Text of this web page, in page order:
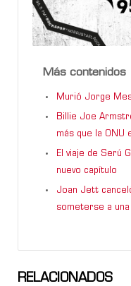
Más contenidos
Murió Jorge
Billie Joe
más que la ONU
El viaje de Serú
nuevo capítulo
Joan Jett
someterse a una
RELACIONADOS